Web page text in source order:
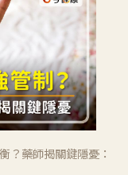
？藥師揭關鍵隱憂：